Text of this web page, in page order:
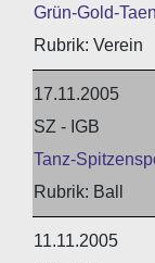
Grün-Gold-
Verein
17.11.2005
SZ - IGB
Tanz-
Ball
11.11.2005